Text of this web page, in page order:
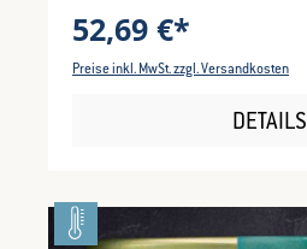
52,69 €*
Preise inkl. MwSt. zzgl. Versandkosten
DETAILS